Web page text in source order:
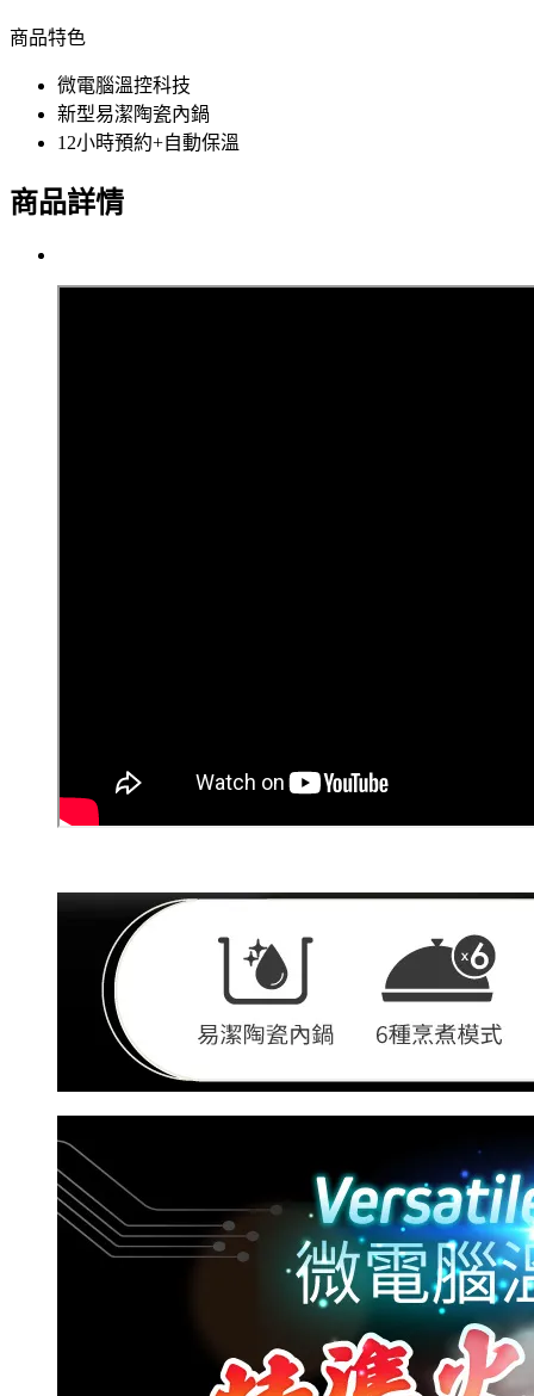
商品特色
微電腦溫控科技
新型易潔陶瓷內鍋
12小時預約+自動保溫
商品詳情